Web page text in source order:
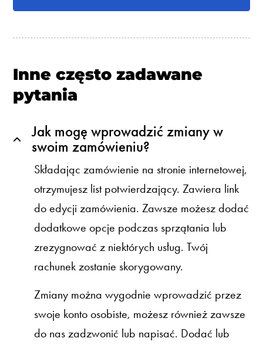
Inne często zadawane
pytania
Jak mogę wprowadzić zmiany w
swoim zamówieniu?
Składając zamówienie na stronie internetowej,
otrzymujesz list potwierdzający. Zawiera link
do edycji zamówienia. Zawsze możesz dodać
dodatkowe opcje podczas sprzątania lub
zrezygnować z niektórych usług. Twój
rachunek zostanie skorygowany.
Zmiany można wygodnie wprowadzić przez
swoje konto osobiste, możesz również zawsze
do nas zadzwonić lub napisać. Dodać lub